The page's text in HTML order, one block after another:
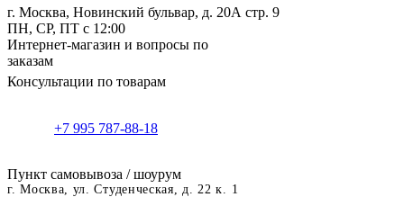
г. Москва, Новинский бульвар, д. 20А стр. 9
ПН, СР, ПТ с 12:00
Интернет-магазин и вопросы по
заказам
Консультации по товарам
+7 995 787-88-18
Пункт самовывоза / шоурум
г. Москва, ул. Студенческая, д. 22 к. 1